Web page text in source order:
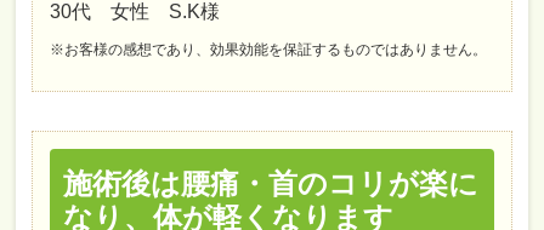
30代 女性 S.K様
※お客様の感想であり、効果効能を保証するものではありません。
施術後は腰痛・首のコリが楽に
なり、体が軽くなります